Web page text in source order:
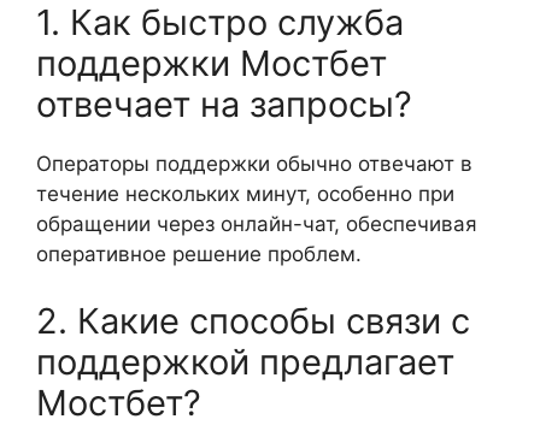
1. Как быстро служба
поддержки Мостбет
отвечает на запросы?
Операторы поддержки обычно отвечают в
течение нескольких минут, особенно при
обращении через онлайн-чат, обеспечивая
оперативное решение проблем.
2. Какие способы связи с
поддержкой предлагает
Мостбет?